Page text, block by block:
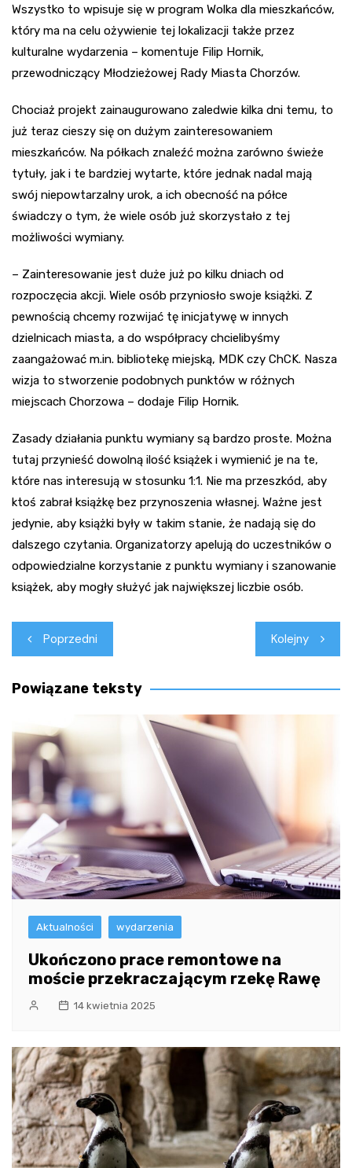
Wszystko to wpisuje się w program Wolka dla mieszkańców,
który ma na celu ożywienie tej lokalizacji także przez
kulturalne wydarzenia – komentuje Filip Hornik,
przewodniczący Młodzieżowej Rady Miasta Chorzów.
Chociaż projekt zainaugurowano zaledwie kilka dni temu, to
już teraz cieszy się on dużym zainteresowaniem
mieszkańców. Na półkach znaleźć można zarówno świeże
tytuły, jak i te bardziej wytarte, które jednak nadal mają
swój niepowtarzalny urok, a ich obecność na półce
świadczy o tym, że wiele osób już skorzystało z tej
możliwości wymiany.
– Zainteresowanie jest duże już po kilku dniach od
rozpoczęcia akcji. Wiele osób przyniosło swoje książki. Z
pewnością chcemy rozwijać tę inicjatywę w innych
dzielnicach miasta, a do współpracy chcielibyśmy
zaangażować m.in. bibliotekę miejską, MDK czy ChCK. Nasza
wizja to stworzenie podobnych punktów w różnych
miejscach Chorzowa – dodaje Filip Hornik.
Zasady działania punktu wymiany są bardzo proste. Można
tutaj przynieść dowolną ilość książek i wymienić je na te,
które nas interesują w stosunku 1:1. Nie ma przeszkód, aby
ktoś zabrał książkę bez przynoszenia własnej. Ważne jest
jedynie, aby książki były w takim stanie, że nadają się do
dalszego czytania. Organizatorzy apelują do uczestników o
odpowiedzialne korzystanie z punktu wymiany i szanowanie
książek, aby mogły służyć jak największej liczbie osób.
Nawigacja
wpisu
Poprzedni Kolejny
Powiązane teksty
Aktualności wydarzenia
Ukończono prace remontowe na
moście przekraczającym rzekę Rawę
14 kwietnia 2025